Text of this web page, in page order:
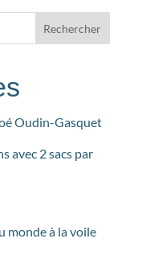
Rechercher
Oudin-Gasquet
avec 2 sacs par
monde à la voile